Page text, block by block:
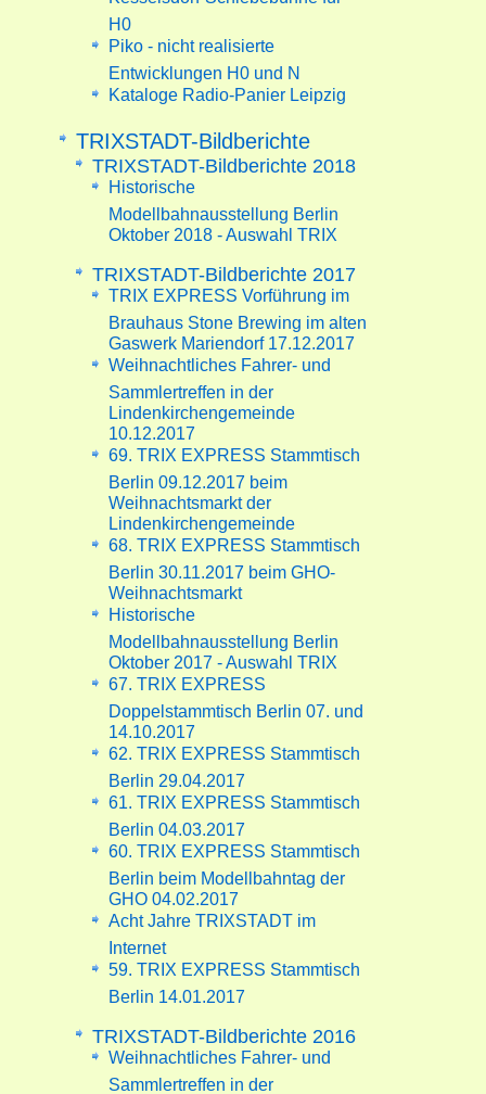
H0
Piko - nicht realisierte
Entwicklungen H0 und N
Kataloge Radio-Panier Leipzig
TRIXSTADT-Bildberichte
TRIXSTADT-Bildberichte 2018
Historische
Modellbahnausstellung Berlin
Oktober 2018 - Auswahl TRIX
TRIXSTADT-Bildberichte 2017
TRIX EXPRESS Vorführung im
Brauhaus Stone Brewing im alten
Gaswerk Mariendorf 17.12.2017
Weihnachtliches Fahrer- und
Sammlertreffen in der
Lindenkirchengemeinde
10.12.2017
69. TRIX EXPRESS Stammtisch
Berlin 09.12.2017 beim
Weihnachtsmarkt der
Lindenkirchengemeinde
68. TRIX EXPRESS Stammtisch
Berlin 30.11.2017 beim GHO-
Weihnachtsmarkt
Historische
Modellbahnausstellung Berlin
Oktober 2017 - Auswahl TRIX
67. TRIX EXPRESS
Doppelstammtisch Berlin 07. und
14.10.2017
62. TRIX EXPRESS Stammtisch
Berlin 29.04.2017
61. TRIX EXPRESS Stammtisch
Berlin 04.03.2017
60. TRIX EXPRESS Stammtisch
Berlin beim Modellbahntag der
GHO 04.02.2017
Acht Jahre TRIXSTADT im
Internet
59. TRIX EXPRESS Stammtisch
Berlin 14.01.2017
TRIXSTADT-Bildberichte 2016
Weihnachtliches Fahrer- und
Sammlertreffen in der